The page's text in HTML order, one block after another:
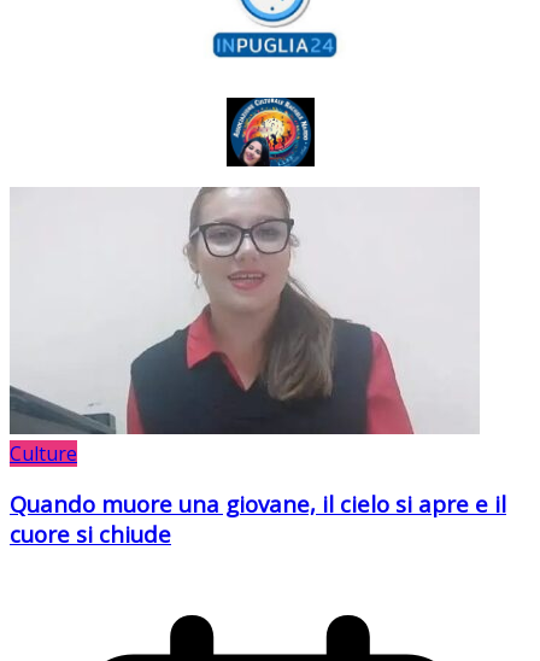
Culture
Quando muore una giovane, il cielo si apre e il
cuore si chiude